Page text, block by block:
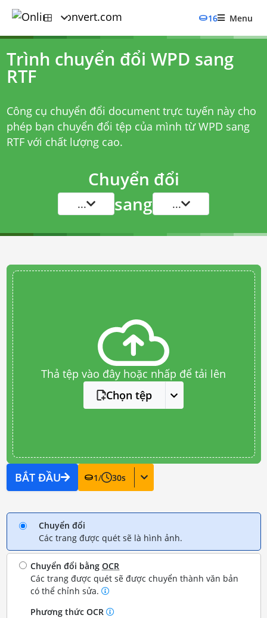
16 Menu
Trình chuyển đổi WPD sang
RTF
Công cụ chuyển đổi document trực tuyến này cho
phép bạn chuyển đổi tệp của mình từ WPD sang
RTF với chất lượng cao.
Chuyển đổi
... sang ...
Thả tệp vào đây hoặc nhấp để tải lên
Chọn tệp
BẮT ĐẦU 1/ 30s
Chuyển đổi
Các trang được quét sẽ là hình ảnh.
Chuyển đổi bằngOCR
Các trang được quét sẽ được chuyển thành văn bản
có thể chỉnh sửa.
Phương thức OCR